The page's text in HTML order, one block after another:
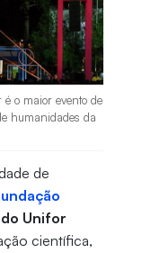
o maior evento de
humanidades da
de
Unifor
científica,